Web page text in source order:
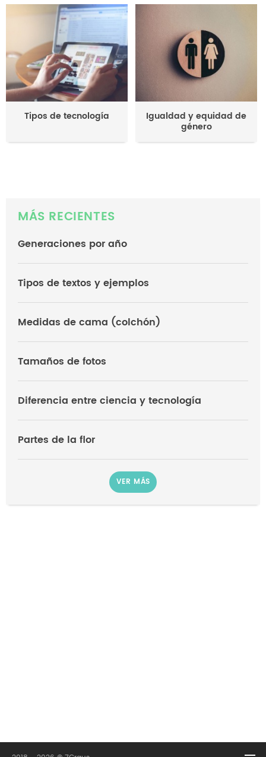
Tipos de tecnología Igualdad y equidad de
género
MÁS RECIENTES
Generaciones por año
Tipos de textos y ejemplos
Medidas de cama (colchón)
Tamaños de fotos
Diferencia entre ciencia y tecnología
Partes de la flor
VER MÁS